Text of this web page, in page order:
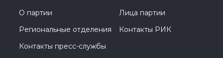
О партии
Лица партии
Региональные отделения
Контакты РИК
Контакты пресс-службы